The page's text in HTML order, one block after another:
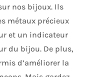
nos bijoux. Ils
métaux précieux
et un indicateur
du bijou. De plus,
d’améliorer la